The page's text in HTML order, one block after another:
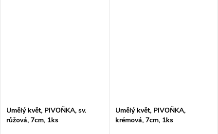
Umělý květ, PIVOŇKA, sv.
růžová, 7cm, 1ks
Umělý květ, PIVOŇKA,
krémová, 7cm, 1ks